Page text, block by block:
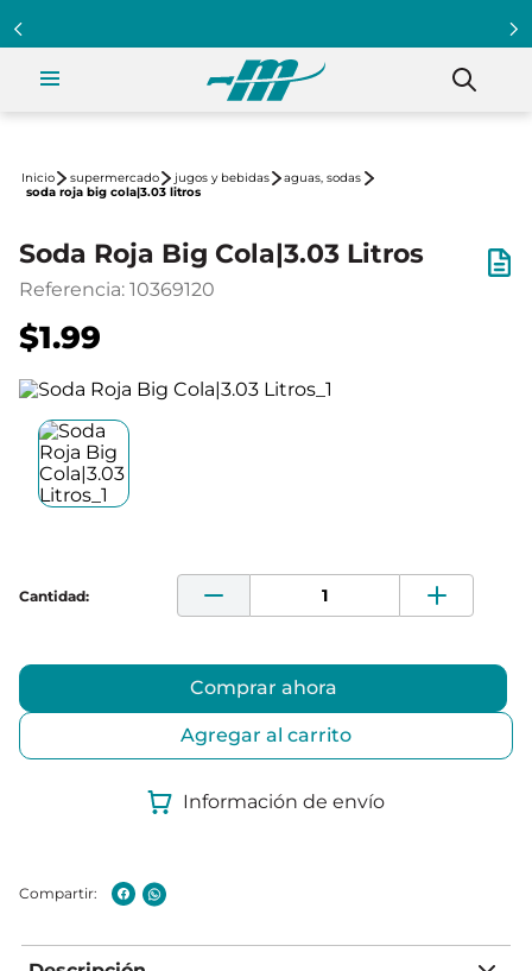
supermercado jugos y bebidas
aguas, sodas
soda roja big cola|3.03 litros
Soda Roja Big Cola|3.03 Litros
Referencia: 10369120
$1.99
Comprar ahora
Agregar al carrito
Información de envío